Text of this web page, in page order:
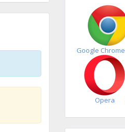
Google Chrome
Opera